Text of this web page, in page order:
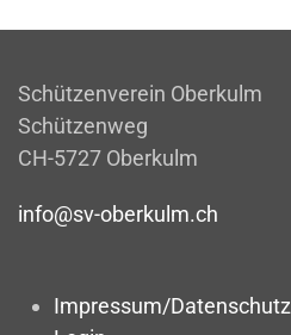
Schützenverein Oberkulm
Schützenweg
CH-5727 Oberkulm
info@sv-oberkulm.ch
Impressum/Datenschutz